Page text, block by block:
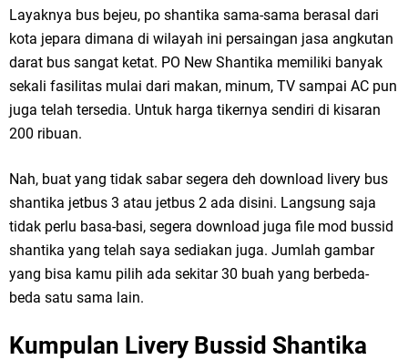
Layaknya bus bejeu, po shantika sama-sama berasal dari
kota jepara dimana di wilayah ini persaingan jasa angkutan
darat bus sangat ketat. PO New Shantika memiliki banyak
sekali fasilitas mulai dari makan, minum, TV sampai AC pun
juga telah tersedia. Untuk harga tikernya sendiri di kisaran
200 ribuan.
Nah, buat yang tidak sabar segera deh download livery bus
shantika jetbus 3 atau jetbus 2 ada disini. Langsung saja
tidak perlu basa-basi, segera download juga file mod bussid
shantika yang telah saya sediakan juga. Jumlah gambar
yang bisa kamu pilih ada sekitar 30 buah yang berbeda-
beda satu sama lain.
Kumpulan Livery Bussid Shantika